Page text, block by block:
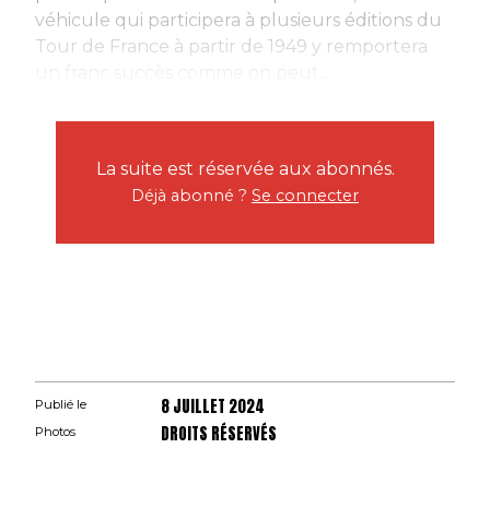
véhicule qui participera à plusieurs éditions du
Tour de France à partir de 1949 y remportera
La suite est réservée aux abonnés.
Déjà abonné ? Se connecter
Publié le 8 JUILLET 2024
Photos DROITS RÉSERVÉS